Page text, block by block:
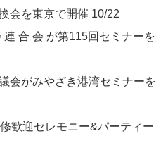
会を東京で開催 10/22
連 合 会 が第115回セミナーを
会がみやざき港湾セミナーを
歓迎セレモニー&パーティー